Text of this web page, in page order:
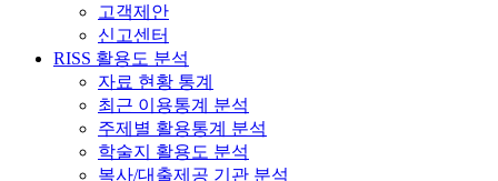
고객제안
신고센터
RISS 활용도 분석
자료 현황 통계
최근 이용통계 분석
주제별 활용통계 분석
학술지 활용도 분석
복사/대출제공 기관 분석